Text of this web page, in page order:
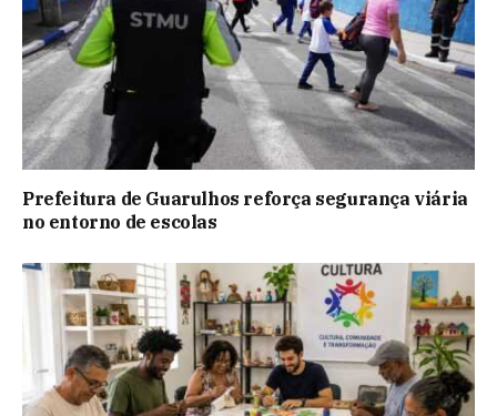
Prefeitura de Guarulhos reforça segurança viária
no entorno de escolas